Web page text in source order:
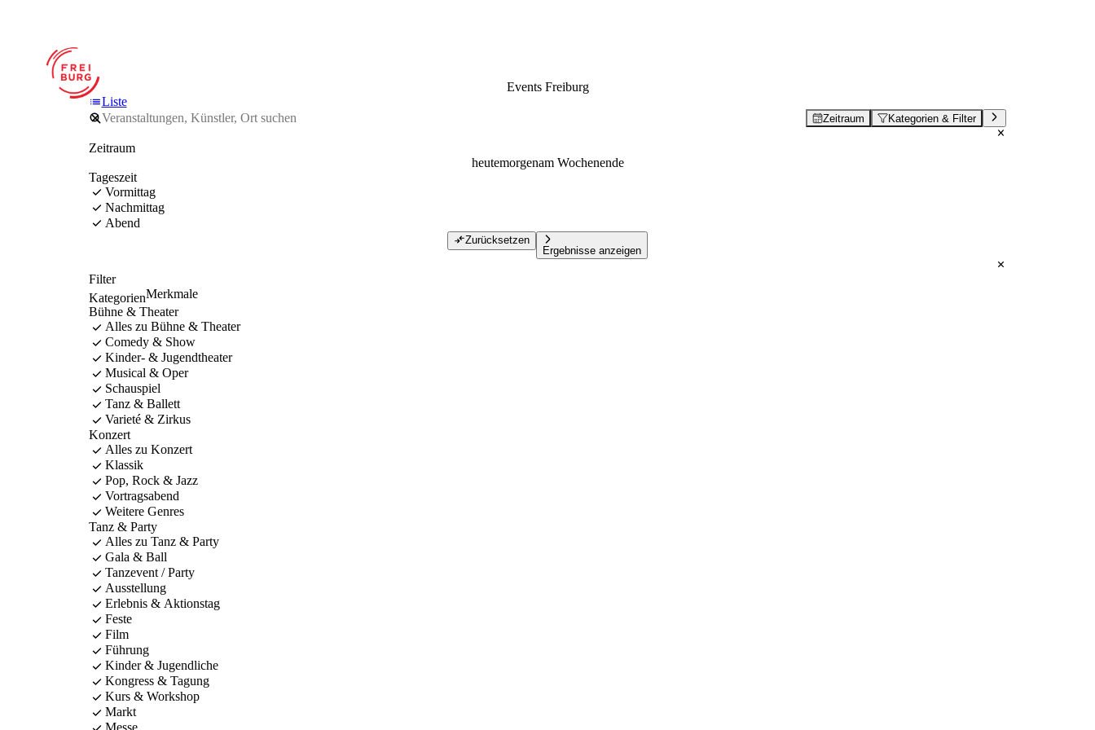
Events Freiburg
Liste
Zeitraum Kategorien & Filter
Zeitraum
heutemorgenam Wochenende
Tageszeit
Vormittag
Nachmittag
Abend
Zurücksetzen
Ergebnisse anzeigen
Filter
KategorienMerkmale
Bühne & Theater
Alles zu Bühne & Theater
Comedy & Show
Kinder- & Jugendtheater
Musical & Oper
Schauspiel
Tanz & Ballett
Varieté & Zirkus
Konzert
Alles zu Konzert
Klassik
Pop, Rock & Jazz
Vortragsabend
Weitere Genres
Tanz & Party
Alles zu Tanz & Party
Gala & Ball
Tanzevent / Party
Ausstellung
Erlebnis & Aktionstag
Feste
Film
Führung
Kinder & Jugendliche
Kongress & Tagung
Kurs & Workshop
Markt